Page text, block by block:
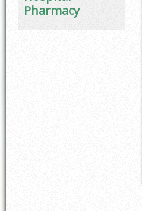
Pharmacy